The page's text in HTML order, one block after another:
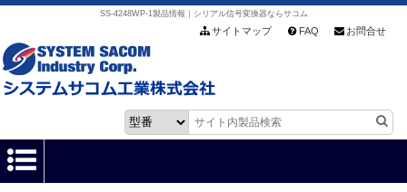
SS-4248WP-1製品情報｜シリアル信号変換器ならサコム
サイトマップ FAQ お問合せ